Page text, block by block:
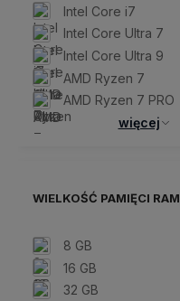
Intel Core i7
Intel Core Ultra 7
Intel Core Ultra 9
AMD Ryzen 7
AMD Ryzen 7 PRO
więcej
WIELKOŚĆ PAMIĘCI RAM
8 GB
16 GB
32 GB